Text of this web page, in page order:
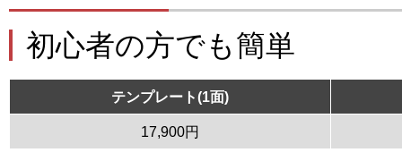
初心者の方でも簡単
テンプレート(1面)
17,900円